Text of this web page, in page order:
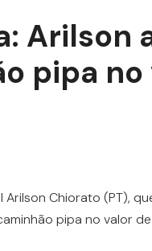
Arilson
pipa no
Chiorato (PT),
pipa no valor